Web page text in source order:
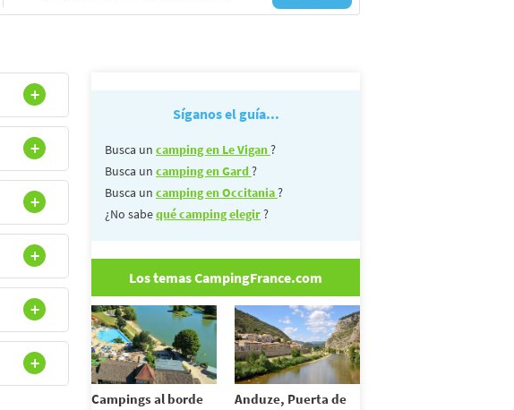
Síganos el guía...
Busca un camping en Le Vigan?
Busca un camping en Gard?
Busca un camping en Occitania?
¿No sabequé camping elegir?
Los temas CampingFrance.com
Campings al borde
Anduze, Puerta de